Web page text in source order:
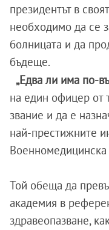
президентът в
необходимо да се
болницата и да
бъдеще.
„Едва ли има по-
на един офицер от
звание и да е
най-престижните
Военномедицинска
Той обеща да
академия в
здравеопазване,